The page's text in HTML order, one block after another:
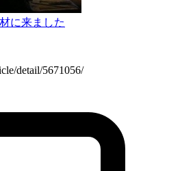
に来ました
detail/5671056/